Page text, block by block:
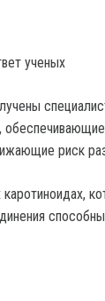
риск
каротиноидах,